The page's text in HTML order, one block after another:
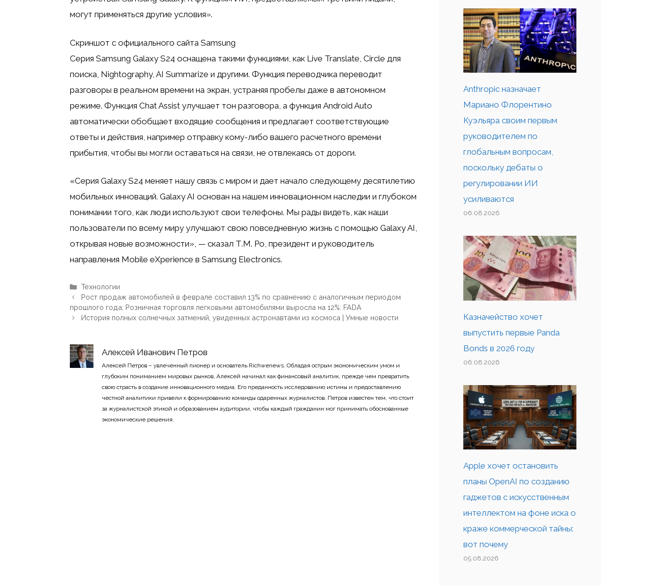
могут применяться другие условия».
Скриншот с официального сайта Samsung
Серия Samsung Galaxy S24 оснащена такими функциями, как Live Translate, Circle для
поиска, Nightography, AI Summarize и другими. Функция переводчика переводит
разговоры в реальном времени на экран, устраняя пробелы даже в автономном
режиме. Функция Chat Assist улучшает тон разговора, а функция Android Auto
автоматически обобщает входящие сообщения и предлагает соответствующие
ответы и действия, например отправку кому-либо вашего расчетного времени
прибытия, чтобы вы могли оставаться на связи, не отвлекаясь от дороги.
«Серия Galaxy S24 меняет нашу связь с миром и дает начало следующему десятилетию
мобильных инноваций. Galaxy AI основан на нашем инновационном наследии и глубоком
понимании того, как люди используют свои телефоны. Мы рады видеть, как наши
пользователи по всему миру улучшают свою повседневную жизнь с помощью Galaxy AI,
открывая новые возможности», — сказал Т.М. Ро, президент и руководитель
направления Mobile eXperience в Samsung Electronics.
Рубрики
Технологии
Рост продаж автомобилей в феврале составил 13% по сравнению с аналогичным периодом
прошлого года; Розничная торговля легковыми автомобилями выросла на 12%: FADA
История полных солнечных затмений, увиденных астронавтами из космоса | Умные новости
Алексей Иванович Петров
Алексей Петров – увлеченный пионер и основатель Richwenews. Обладая острым экономическим умом и
глубоким пониманием мировых рынков, Алексей начинал как финансовый аналитик, прежде чем превратить
свою страсть в создание инновационного медиа. Его преданность исследованию истины и предоставлению
честной аналитики привели к формированию команды одаренных журналистов. Петров известен тем, что стоит
за журналистской этикой и образованием аудитории, чтобы каждый гражданин мог принимать обоснованные
экономические решения.
Anthropic назначает
Мариано Флорентино
Куэльяра своим первым
руководителем по
глобальным вопросам,
поскольку дебаты о
регулировании ИИ
усиливаются
06.08.2026
Казначейство хочет
выпустить первые Panda
Bonds в 2026 году
06.08.2026
Apple хочет остановить
планы OpenAI по созданию
гаджетов с искусственным
интеллектом на фоне иска о
краже коммерческой тайны:
вот почему
05.08.2026